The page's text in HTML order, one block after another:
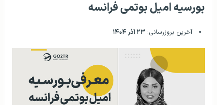
بورسیه امیل بوتمی فرانسه
آخرین بروزرسانی: ۲۳ آذر ۱۴۰۴